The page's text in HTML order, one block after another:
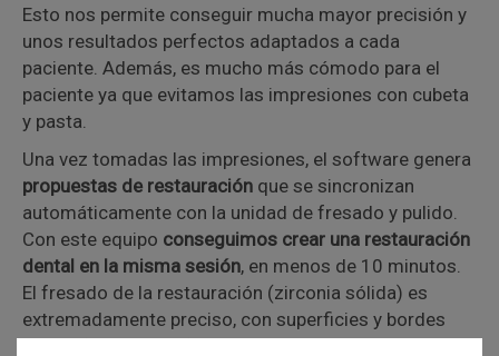
Esto nos permite conseguir mucha mayor precisión y
unos resultados perfectos adaptados a cada
paciente. Además, es mucho más cómodo para el
paciente ya que evitamos las impresiones con cubeta
y pasta.
Una vez tomadas las impresiones, el software genera
propuestas de restauración que se sincronizan
automáticamente con la unidad de fresado y pulido.
Con este equipo conseguimos crear una restauración
dental en la misma sesión, en menos de 10 minutos.
El fresado de la restauración (zirconia sólida) es
extremadamente preciso, con superficies y bordes